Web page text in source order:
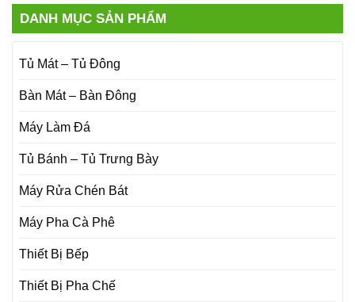
DANH MỤC SẢN PHẨM
Tủ Mát – Tủ Đông
Bàn Mát – Bàn Đông
Máy Làm Đá
Tủ Bánh – Tủ Trưng Bày
Máy Rửa Chén Bát
Máy Pha Cà Phê
Thiết Bị Bếp
Thiết Bị Pha Chế